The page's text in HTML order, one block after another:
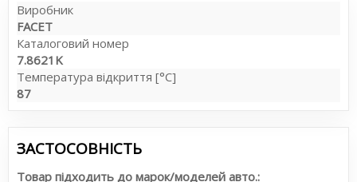
Виробник
FACET
Каталоговий номер
7.8621K
Температура відкриття [°C]
87
ЗАСТОСОВНІСТЬ
Товар підходить до марок/моделей авто.: